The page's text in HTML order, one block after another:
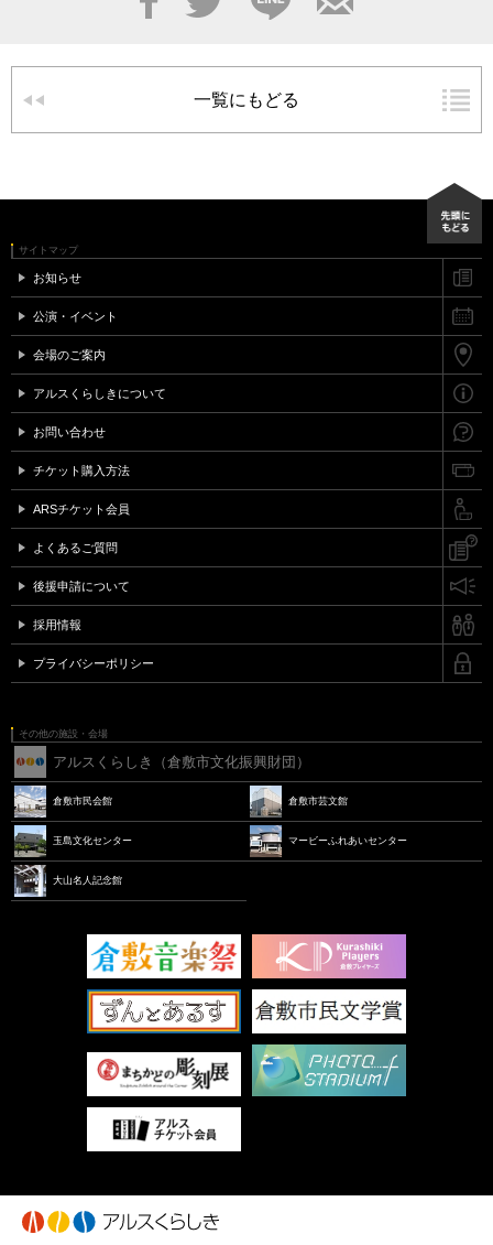
一覧にもどる
サイトマップ
お知らせ
公演・イベント
会場のご案内
アルスくらしきについて
お問い合わせ
チケット購入方法
ARSチケット会員
よくあるご質問
後援申請について
採用情報
プライバシーポリシー
その他の施設・会場
アルスくらしき（倉敷市文化振興財団）
倉敷市民会館 倉敷市芸文館
玉島文化センター マービーふれあいセンター
大山名人記念館